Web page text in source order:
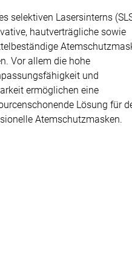
selektiven Lasersinterns
hautverträgliche sowie
Vor allem die hohe
und
ermöglichen eine
Lösung für
Atemschutzmasken.